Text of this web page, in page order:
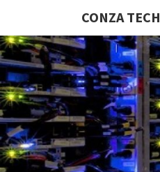
CONZA TECH